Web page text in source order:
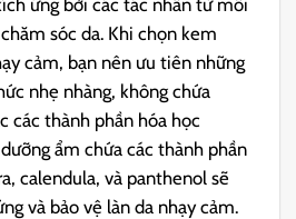
sóc da. Khi chọn kem
cảm, bạn nên ưu tiên những
nhẹ nhàng, không chứa
các thành phần hóa học
ẩm chứa các thành phần
calendula, và panthenol sẽ
và bảo vệ làn da nhạy cảm.